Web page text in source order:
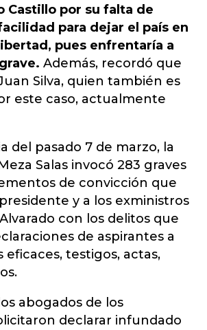
Castillo por su falta de
para dejar el país en
pues enfrentaría a
Además, recordó que
Silva, quien también es
este caso, actualmente
del pasado 7 de marzo, la
Salas invocó 283 graves
de convicción que
y a los exministros
con los delitos que
de aspirantes a
eficaces, testigos, actas,
abogados de los
declarar infundado